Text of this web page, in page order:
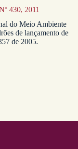
430, 2011
do Meio Ambiente
de lançamento de
de 2005.